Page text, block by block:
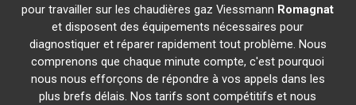
pour travailler sur les chaudières gaz Viessmann Romagnat
et disposent des équipements nécessaires pour
diagnostiquer et réparer rapidement tout problème. Nous
comprenons que chaque minute compte, c'est pourquoi
nous nous efforçons de répondre à vos appels dans les
plus brefs délais. Nos tarifs sont compétitifs et nous